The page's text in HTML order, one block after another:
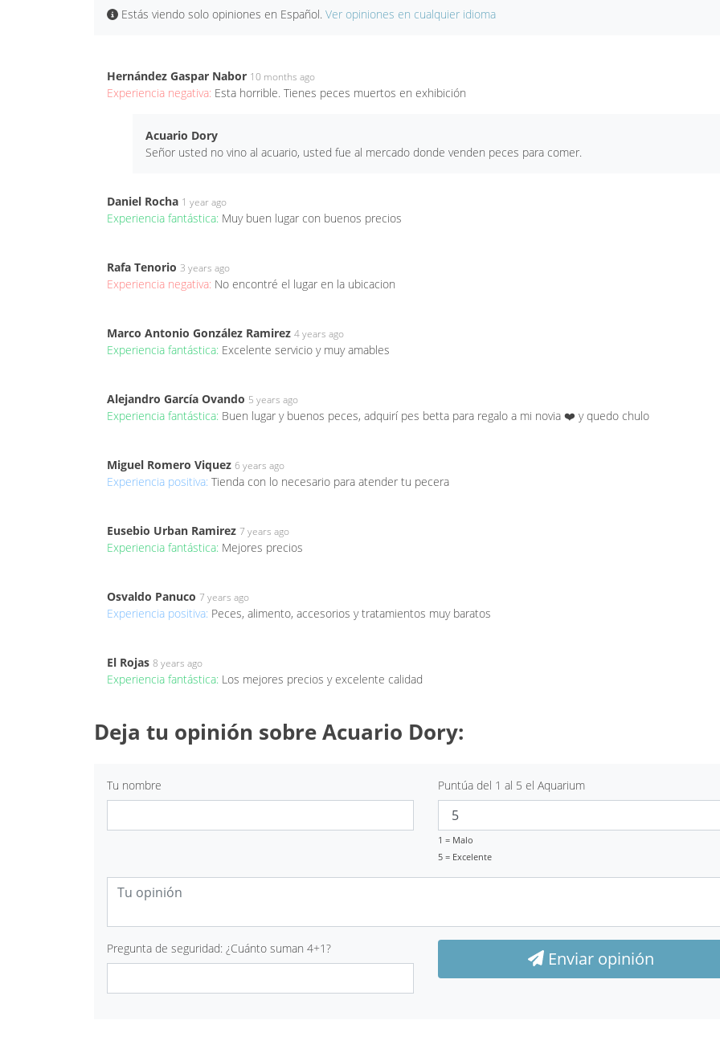
Estás viendo solo opiniones en Español. Ver opiniones en cualquier idioma
Hernández Gaspar Nabor 10 months ago
Experiencia negativa: Esta horrible. Tienes peces muertos en exhibición
Acuario Dory
Señor usted no vino al acuario, usted fue al mercado donde venden peces para comer.
Daniel Rocha 1 year ago
Experiencia fantástica: Muy buen lugar con buenos precios
Rafa Tenorio 3 years ago
Experiencia negativa: No encontré el lugar en la ubicacion
Marco Antonio González Ramirez 4 years ago
Experiencia fantástica: Excelente servicio y muy amables
Alejandro García Ovando 5 years ago
Experiencia fantástica: Buen lugar y buenos peces, adquirí pes betta para regalo a mi novia ❤️ y quedo chulo
Miguel Romero Viquez 6 years ago
Experiencia positiva: Tienda con lo necesario para atender tu pecera
Eusebio Urban Ramirez 7 years ago
Experiencia fantástica: Mejores precios
Osvaldo Panuco 7 years ago
Experiencia positiva: Peces, alimento, accesorios y tratamientos muy baratos
El Rojas 8 years ago
Experiencia fantástica: Los mejores precios y excelente calidad
Deja tu opinión sobre Acuario Dory:
Tu nombre Puntúa del 1 al 5 el Aquarium
1 = Malo
5 = Excelente
Pregunta de seguridad: ¿Cuánto suman 4+1? Enviar opinión